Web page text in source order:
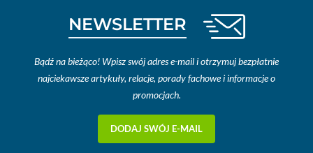
NEWSLETTER
Bądź na bieżąco! Wpisz swój adres e-mail i otrzymuj bezpłatnie
najciekawsze artykuły, relacje, porady fachowe i informacje o
promocjach.
DODAJ SWÓJ E-MAIL